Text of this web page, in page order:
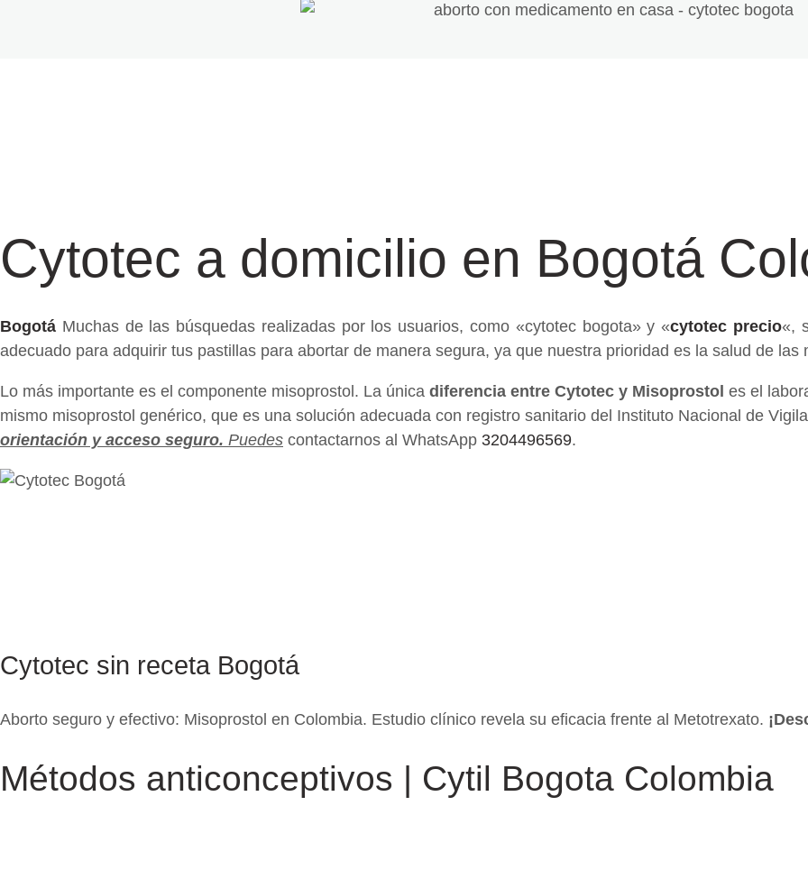
Cytotec a domicilio en Bogotá
Bogotá Muchas de las búsquedas realizadas por los usuarios, como «cytotec bogota» y «cytotec precio«,
adecuado para adquirir tus pastillas para abortar de manera segura, ya que nuestra prioridad es la salud de las
Lo más importante es el componente misoprostol. La única diferencia entre Cytotec y Misoprostol es el
mismo misoprostol genérico, que es una solución adecuada con registro sanitario del Instituto Nacional de
orientación y acceso seguro. Puedes contactarnos al WhatsApp 3204496569.
Cytotec sin receta Bogotá
Aborto seguro y efectivo: Misoprostol en Colombia. Estudio clínico revela su eficacia frente al Metotrexato.
Métodos anticonceptivos | Cytil Bogota Colombia